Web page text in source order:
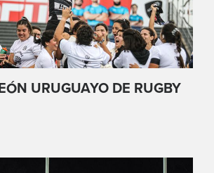
URUGUAYO DE RUGBY